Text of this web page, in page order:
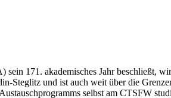
sein 171. akademisches Jahr beschließt,
Steglitz und ist auch weit über die
selbst am CTSFW